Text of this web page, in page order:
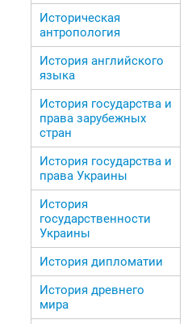
Историческая
антропология
История английского
языка
История государства и
права зарубежных
стран
История государства и
права Украины
История
государственности
Украины
История дипломатии
История древнего
мира